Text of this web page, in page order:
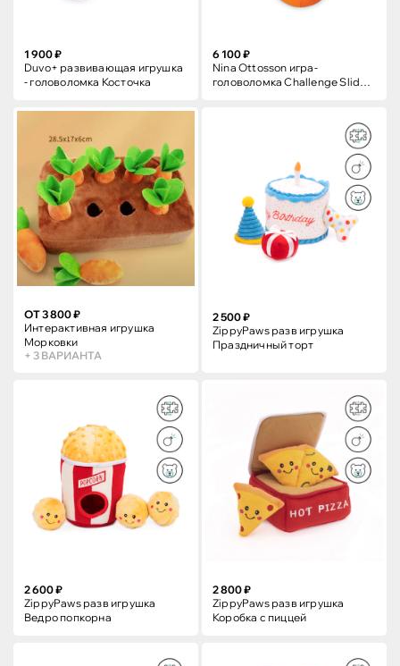
1 900 ₽
Duvo+ развивающая игрушка
- головоломка Косточка
6 100 ₽
Nina Ottosson игра-
головоломка Challenge Slider,
ОТ 3 800 ₽
Интерактивная игрушка
Морковки
+ 3 ВАРИАНТА
2 500 ₽
ZippyPaws разв игрушка
Праздничный торт
2 600 ₽
ZippyPaws разв игрушка
Ведро попкорна
2 800 ₽
ZippyPaws разв игрушка
Коробка с пиццей